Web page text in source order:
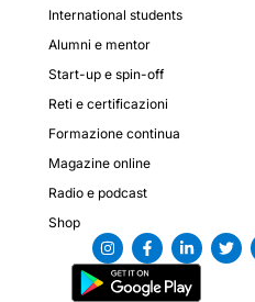
International students
Alumni e mentor
Start-up e spin-off
Reti e certificazioni
Formazione continua
Magazine online
Radio e podcast
Shop